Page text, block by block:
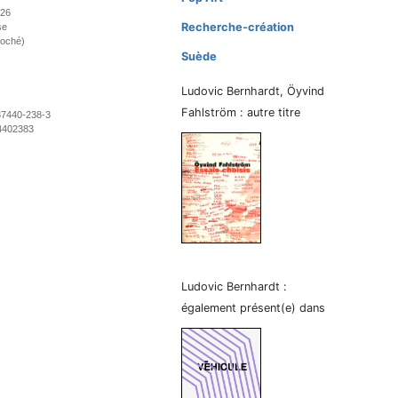
238-3
Recherche-création
Suède
Ludovic Bernhardt, Öyvind
Fahlström : autre titre
Ludovic Bernhardt :
également présent(e) dans